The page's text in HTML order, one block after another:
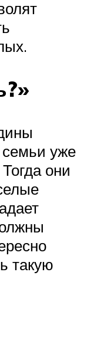
семьи уже
они
такую